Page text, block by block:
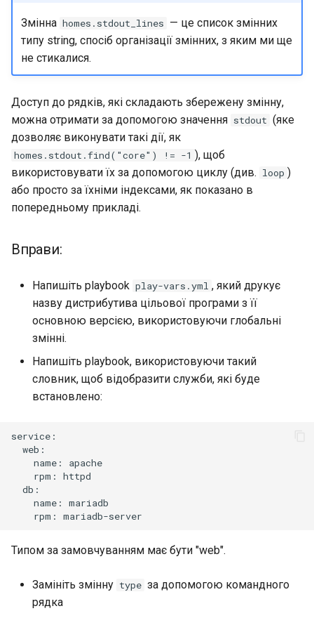
Змінна homes.stdout_lines — це список змінних
типу string, спосіб організації змінних, з яким ми ще
не стикалися.
Доступ до рядків, які складають збережену змінну,
можна отримати за допомогою значення stdout (яке
дозволяє виконувати такі дії, як
homes.stdout.find("core") != -1 ), щоб
використовувати їх за допомогою циклу (див. loop )
або просто за їхніми індексами, як показано в
попередньому прикладі.
Вправи:
Напишіть playbook play-vars.yml , який друкує
назву дистрибутива цільової програми з її
основною версією, використовуючи глобальні
змінні.
Напишіть playbook, використовуючи такий
словник, щоб відобразити служби, які буде
встановлено:
name:
rpm:
name:
rpm:
Типом за замовчуванням має бути "web".
Замініть змінну type за допомогою командного
рядка